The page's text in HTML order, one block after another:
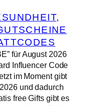
für August 2026
Influencer Code
im Moment gibt
und dadurch
free Gifts gibt es